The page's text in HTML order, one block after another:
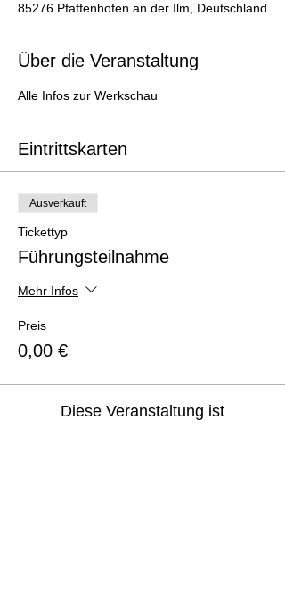
85276 Pfaffenhofen an der Ilm, Deutschland
Über die Veranstaltung
Alle Infos zur Werkschau
Eintrittskarten
Ausverkauft
Tickettyp
Führungsteilnahme
Mehr Infos
Preis
0,00 €
Diese Veranstaltung ist